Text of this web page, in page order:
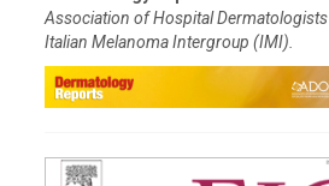
Association of Hospital Dermatologists
Italian Melanoma Intergroup (IMI).